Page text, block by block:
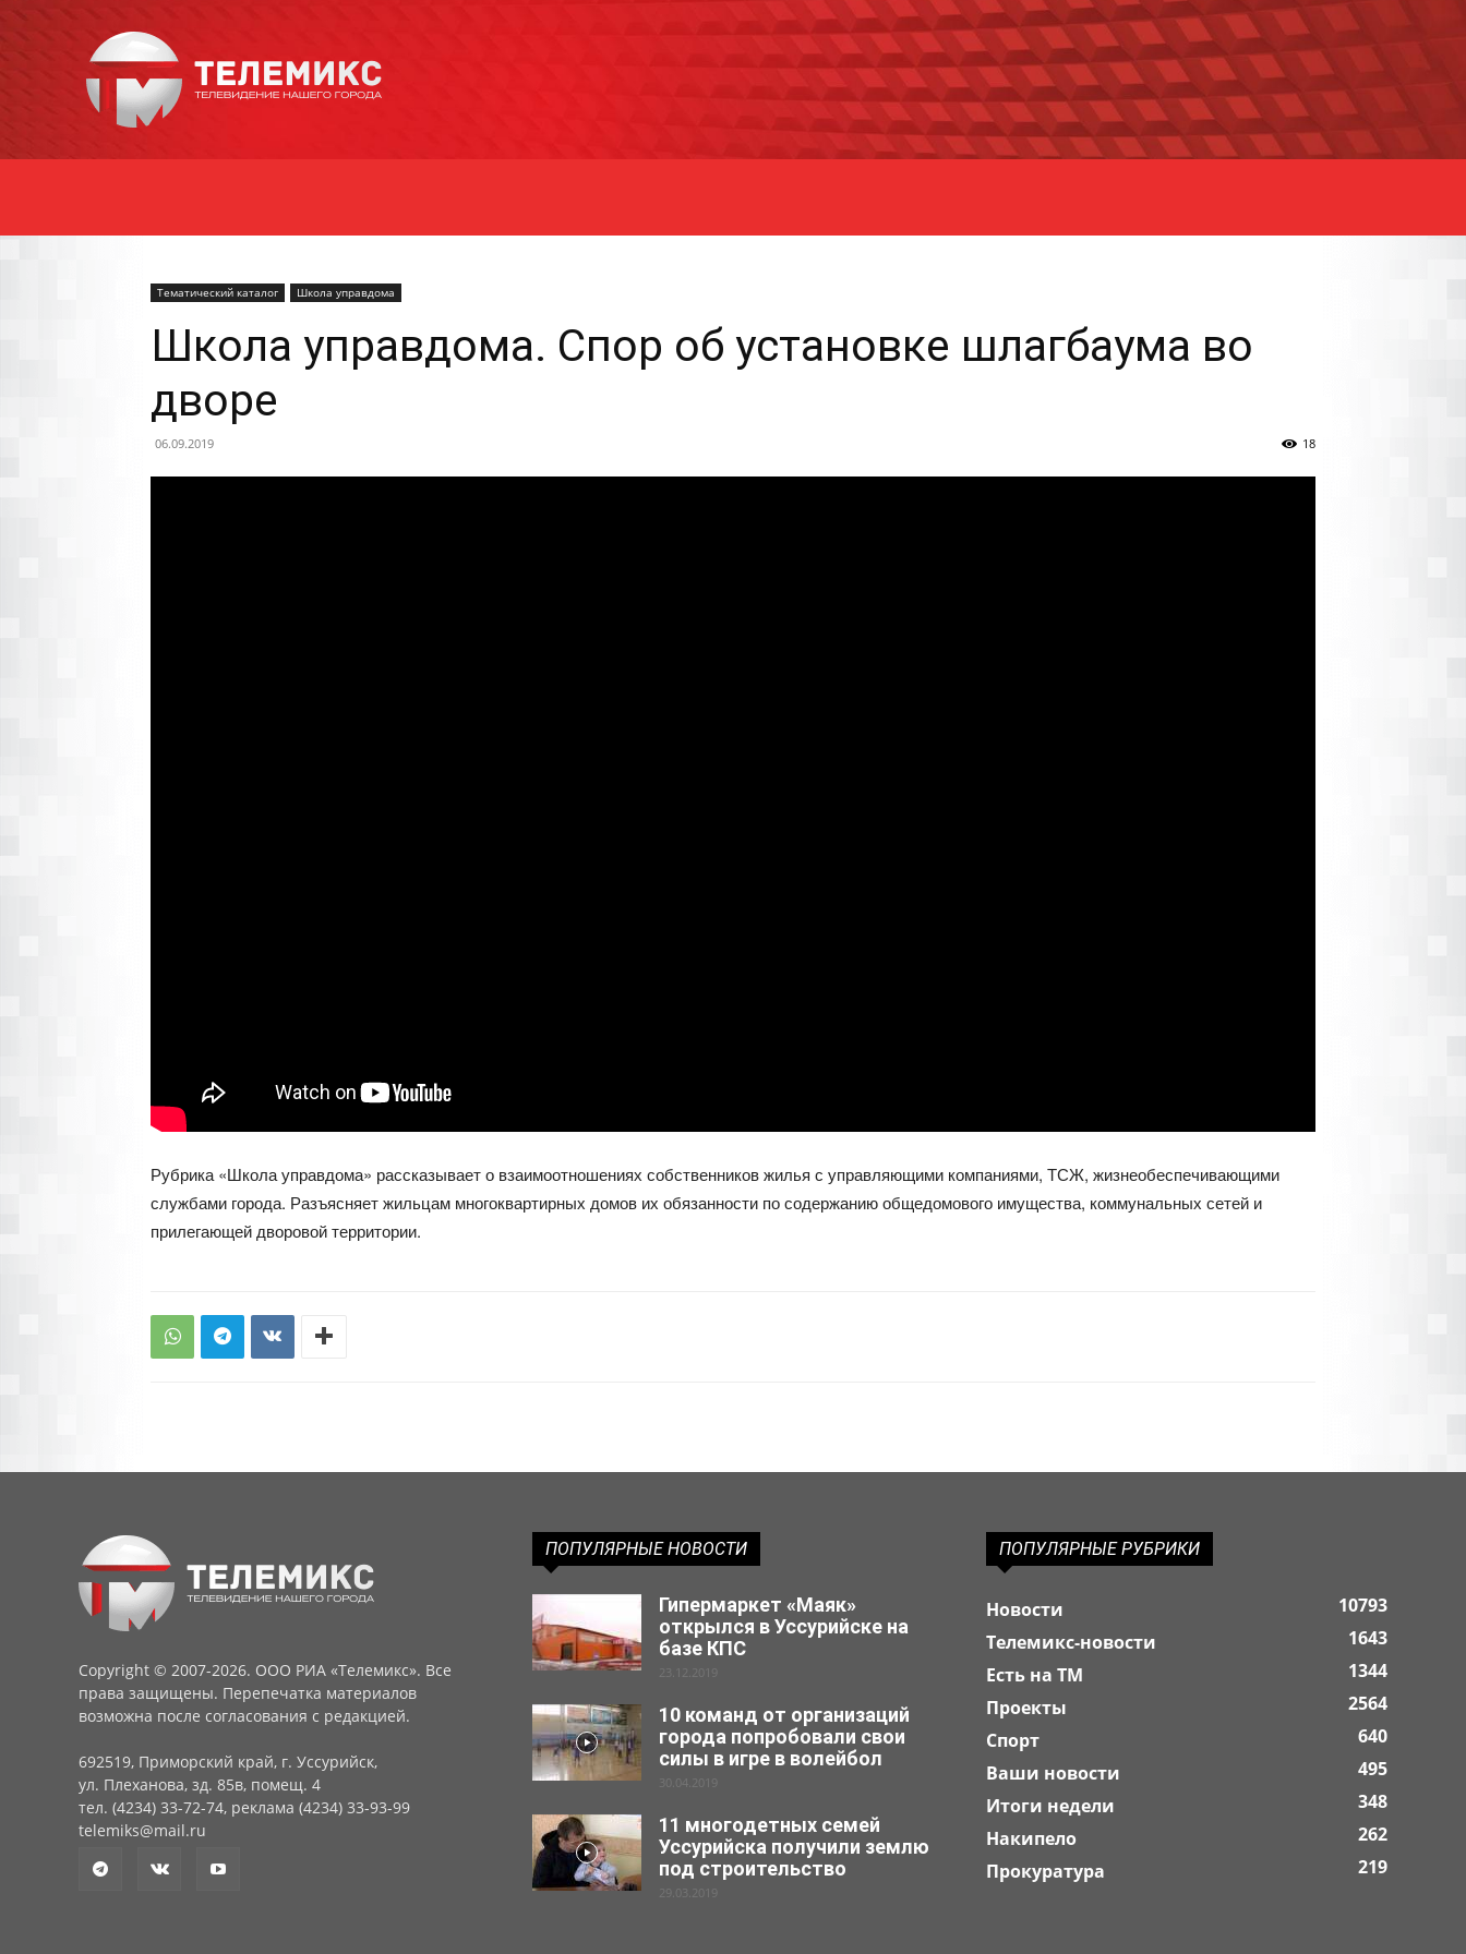
Уссурийска
Тематический каталог Школа управдома
Школа управдома. Спор об установке шлагбаума во
дворе
06.09.2019 18
Рубрика «Школа управдома» рассказывает о взаимоотношениях собственников жилья с управляющими компаниями, ТСЖ, жизнеобеспечивающими
службами города. Разъясняет жильцам многоквартирных домов их обязанности по содержанию общедомового имущества, коммунальных сетей и
прилегающей дворовой территории.
Copyright © 2007-2026. ООО РИА «Телемикс». Все
права защищены. Перепечатка материалов
возможна после согласования с редакцией.
692519, Приморский край, г. Уссурийск,
ул. Плеханова, зд. 85в, помещ. 4
тел. (4234) 33-72-74, реклама (4234) 33-93-99
telemiks@mail.ru
ПОПУЛЯРНЫЕ НОВОСТИ
Гипермаркет «Маяк»
открылся в Уссурийске на
базе КПС
23.12.2019
10 команд от организаций
города попробовали свои
силы в игре в волейбол
30.04.2019
11 многодетных семей
Уссурийска получили землю
под строительство
29.03.2019
ПОПУЛЯРНЫЕ РУБРИКИ
Новости
10793
Телемикс-новости
1643
Есть на ТМ
1344
Проекты
2564
Спорт
640
Ваши новости
495
Итоги недели
348
Накипело
262
Прокуратура
219